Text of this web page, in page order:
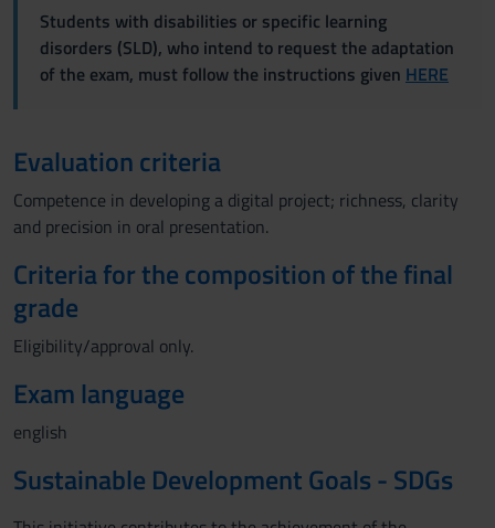
Students with disabilities or specific learning
disorders (SLD), who intend to request the adaptation
of the exam, must follow the instructions given HERE
Evaluation criteria
Competence in developing a digital project; richness, clarity
and precision in oral presentation.
Criteria for the composition of the final
grade
Eligibility/approval only.
Exam language
english
Sustainable Development Goals - SDGs